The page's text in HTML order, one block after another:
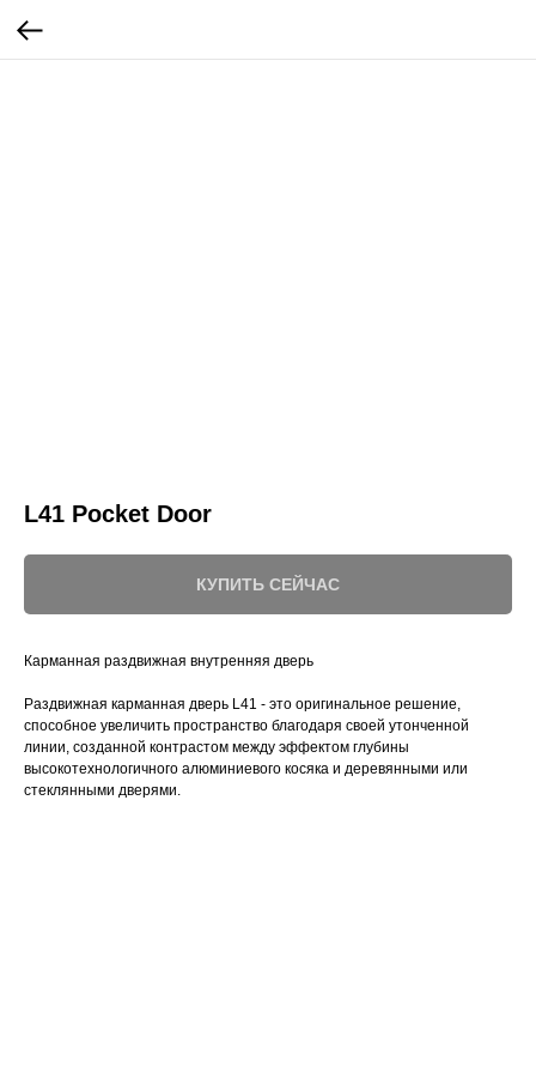
L41 Pocket Door
КУПИТЬ СЕЙЧАС
Карманная раздвижная внутренняя дверь
Раздвижная карманная дверь L41 - это оригинальное решение,
способное увеличить пространство благодаря своей утонченной
линии, созданной контрастом между эффектом глубины
высокотехнологичного алюминиевого косяка и деревянными или
стеклянными дверями.